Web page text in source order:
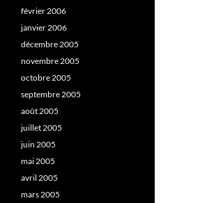
février 2006
janvier 2006
décembre 2005
novembre 2005
octobre 2005
septembre 2005
août 2005
juillet 2005
juin 2005
mai 2005
avril 2005
mars 2005